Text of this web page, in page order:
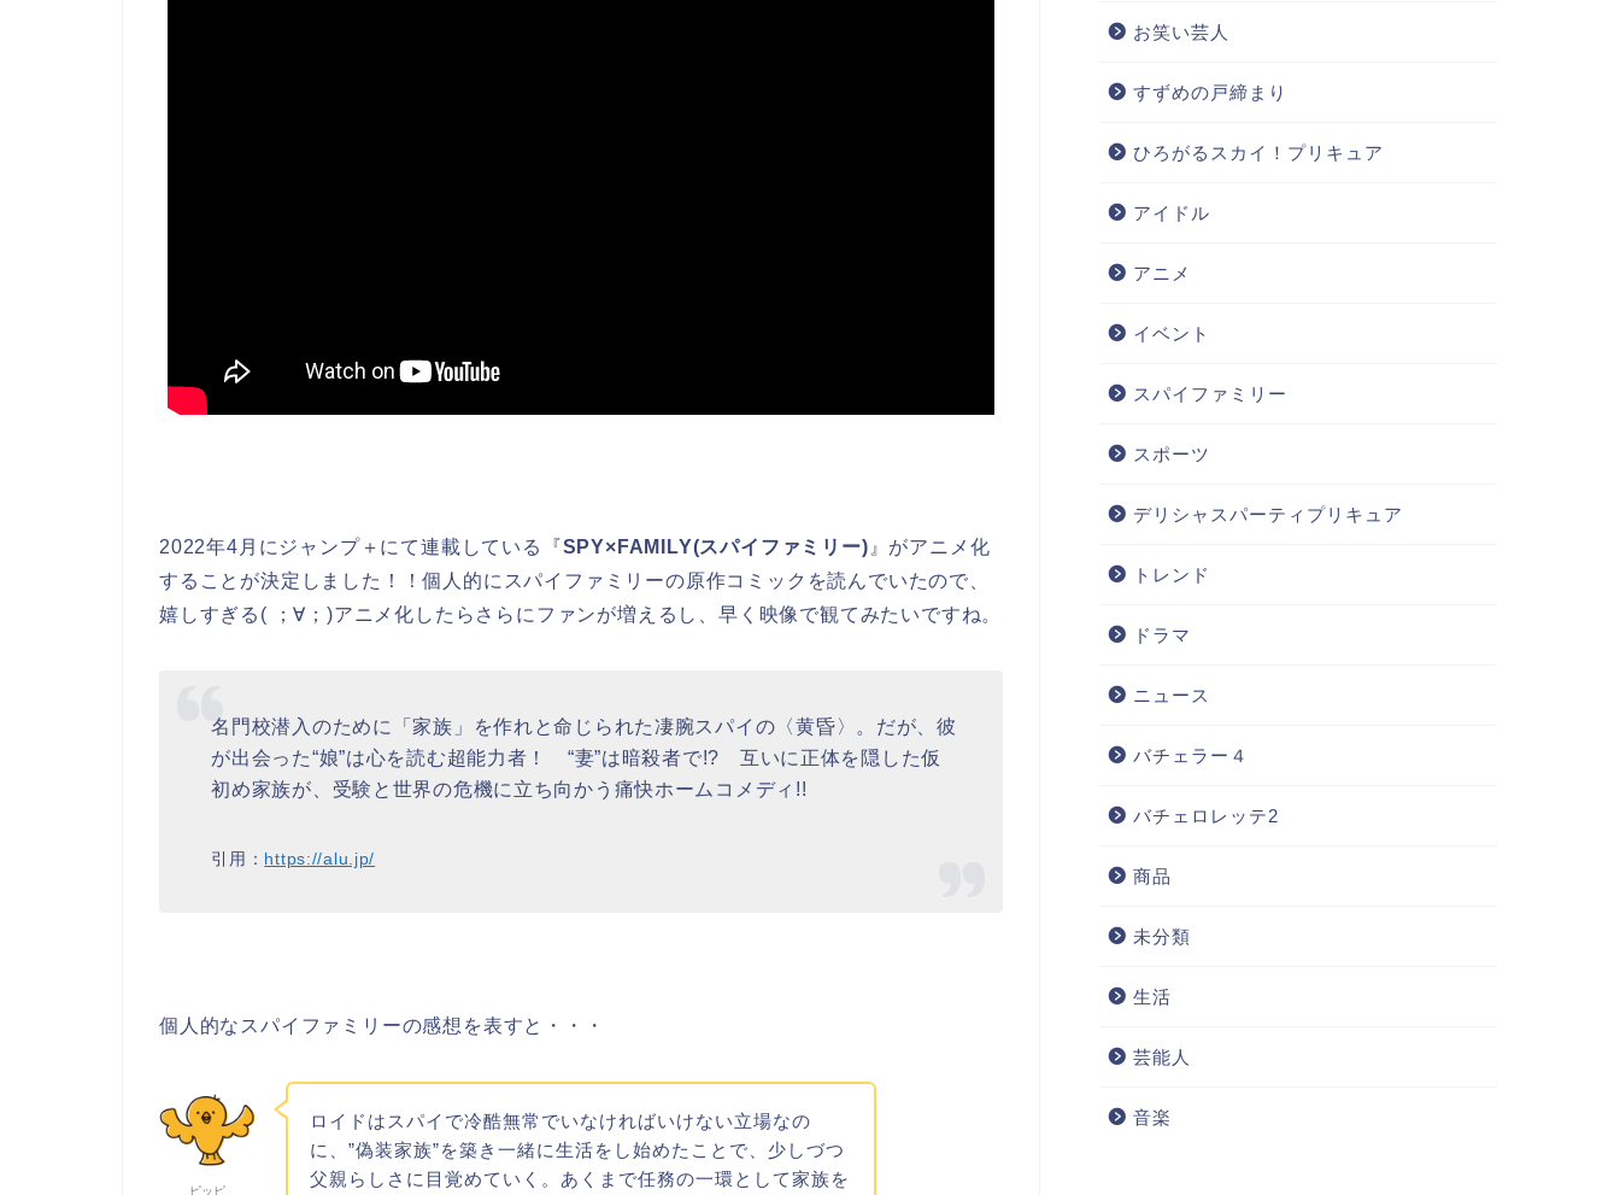
2022年4月にジャンプ＋にて連載している『SPY×FAMILY(スパイファミリー) 』がアニメ化
することが決定しました！！個人的にスパイファミリーの原作コミックを読んでいたので、
嬉しすぎる( ；∀；)アニメ化したらさらにファンが増えるし、早く映像で観てみたいですね。
名門校潜入のために「家族」を作れと命じられた凄腕スパイの〈黄昏〉。だが、彼
が出会った“娘”は心を読む超能力者！ “妻”は暗殺者で!? 互いに正体を隠した仮
初め家族が、受験と世界の危機に立ち向かう痛快ホームコメディ!!
引用： https://alu.jp/
個人的なスパイファミリーの感想を表すと・・・
ピッピ
ロイドはスパイで冷酷無常でいなければいけない立場なの
に、”偽装家族”を築き一緒に生活をし始めたことで、少しづつ
父親らしさに目覚めていく。あくまで任務の一環として家族を
お笑い芸人
すずめの戸締まり
ひろがるスカイ！プリキュア
アイドル
アニメ
イベント
スパイファミリー
スポーツ
デリシャスパーティプリキュア
トレンド
ドラマ
ニュース
バチェラー４
バチェロレッテ2
商品
未分類
生活
芸能人
音楽